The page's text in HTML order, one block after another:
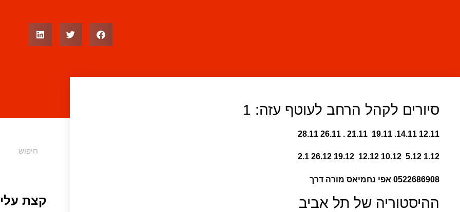
סיורים לקהל הרחב לעוטף עזה: 1
12.11 14.11. 19.11 21.11 . 26.11 28.11
1.12 5.12 10.12 12.12 19.12 26.12 2.1
0522686908 אפי נחמיאס מורה דרך
ההיסטוריה של תל אביב קצת